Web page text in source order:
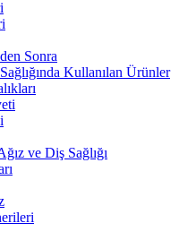
Sonra
Kullanılan Ürünler
ve Diş Sağlığı